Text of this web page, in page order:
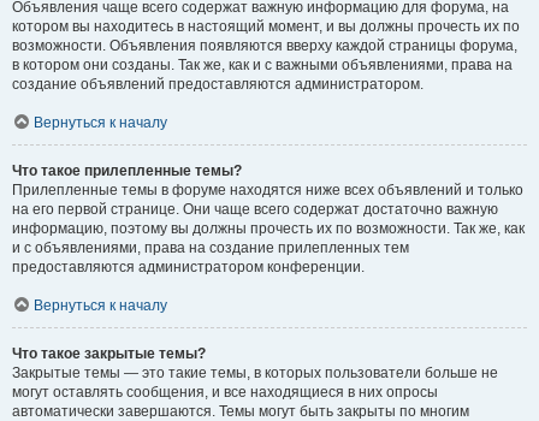
Объявления чаще всего содержат важную информацию для форума, на
котором вы находитесь в настоящий момент, и вы должны прочесть их по
возможности. Объявления появляются вверху каждой страницы форума,
в котором они созданы. Так же, как и с важными объявлениями, права на
создание объявлений предоставляются администратором.
Вернуться к началу
Что такое прилепленные темы?
Прилепленные темы в форуме находятся ниже всех объявлений и только
на его первой странице. Они чаще всего содержат достаточно важную
информацию, поэтому вы должны прочесть их по возможности. Так же, как
и с объявлениями, права на создание прилепленных тем
предоставляются администратором конференции.
Вернуться к началу
Что такое закрытые темы?
Закрытые темы — это такие темы, в которых пользователи больше не
могут оставлять сообщения, и все находящиеся в них опросы
автоматически завершаются. Темы могут быть закрыты по многим